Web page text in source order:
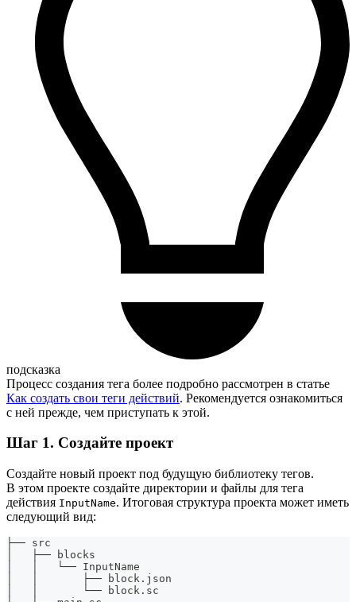
подсказка
Процесс создания тега более подробно рассмотрен в статье
Как создать свои теги действий. Рекомендуется ознакомиться
с ней прежде, чем приступать к этой.
Шаг 1. Создайте проект
Создайте новый проект под будущую библиотеку тегов.
В этом проекте создайте директории и файлы для тега
действия InputName. Итоговая структура проекта может иметь
следующий вид:
├── src
│   ├── blocks
│   │   └── InputName
│   │       ├── block.json
│   │       └── block.sc